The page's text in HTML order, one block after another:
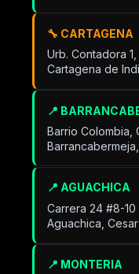
🔧 CARTAGENA
Urb. Contadora
Cartagena de
📍
Barrio Colombia,
📍 AGUACHICA
Carrera 24 #8-
Aguachica, Cesar
📍 MONTERIA